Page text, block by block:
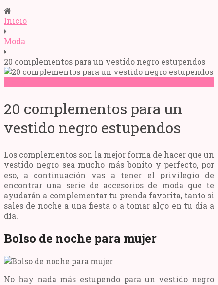
Inicio
Moda
20 complementos para un vestido negro estupendos
20 complementos para un
vestido negro estupendos
Los complementos son la mejor forma de hacer que un
vestido negro sea mucho más bonito y perfecto, por
eso, a continuación vas a tener el privilegio de
encontrar una serie de accesorios de moda que te
ayudarán a complementar tu prenda favorita, tanto si
sales de noche a una fiesta o a tomar algo en tu día a
día.
Bolso de noche para mujer
No hay nada más estupendo para un vestido negro